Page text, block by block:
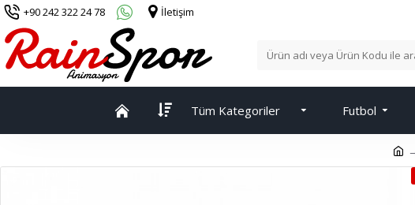
+90 242 322 24 78 İletişim
Tüm Kategoriler Futbol